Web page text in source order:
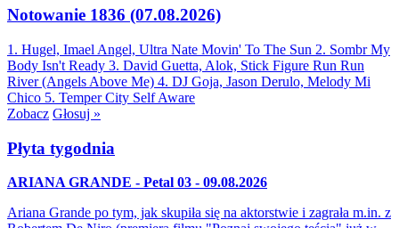
Notowanie 1836 (07.08.2026)
1. Hugel, Imael Angel, Ultra Nate Movin' To The Sun 2. Sombr My
Body Isn't Ready 3. David Guetta, Alok, Stick Figure Run Run
River (Angels Above Me) 4. DJ Goja, Jason Derulo, Melody Mi
Chico 5. Temper City Self Aware
Zobacz Głosuj »
Płyta tygodnia
ARIANA GRANDE - Petal 03 - 09.08.2026
Ariana Grande po tym, jak skupiła się na aktorstwie i zagrała m.in. z